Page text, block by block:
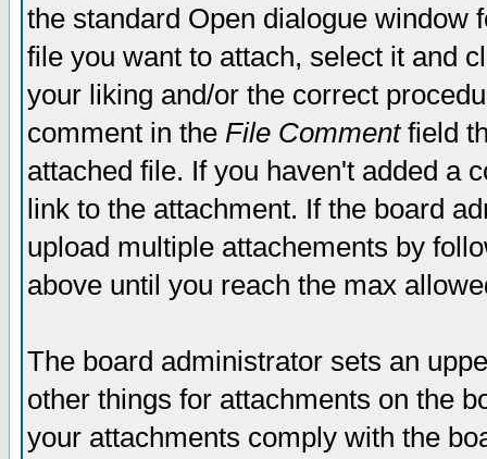
the standard Open dialogue window
file you want to attach, select it and
your liking and/or the correct
comment in the File Commentfield
attached file. If you haven't added a
link to the attachment. If the board
upload multiple attachements by
above until you reach the max
The board administrator sets an
other things for attachments on the
your attachments comply with the